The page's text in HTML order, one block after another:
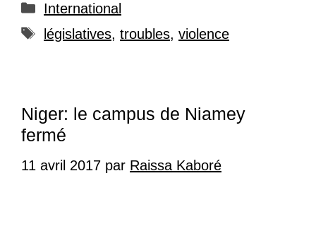
Catégories
International
Étiquettes
législatives, troubles, violence
Niger: le campus de Niamey
fermé
11 avril 2017 par Raissa Kaboré